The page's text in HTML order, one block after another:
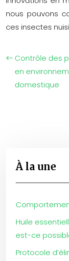
nous pouvons
ces insectes
Contrôle des
en
domestique
À la une
Huile
est-ce
Protocole